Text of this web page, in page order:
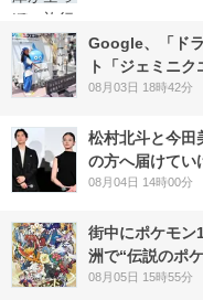
Google、「ド
ト「ジェミニ
08月03日 18時42分
松村北斗と今田
の方へ届けてい
08月04日 14時00分
街中にポケモ
洲で“伝説のポ
08月05日 15時55分